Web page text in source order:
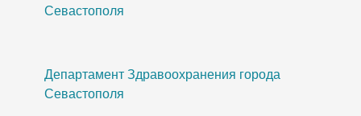
Севастополя
Департамент Здравоохранения города
Севастополя